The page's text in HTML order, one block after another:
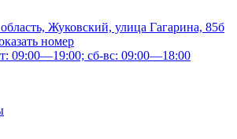
Жуковский, улица Гагарина, 85б
номер
09:00—19:00; сб-вс: 09:00—18:00